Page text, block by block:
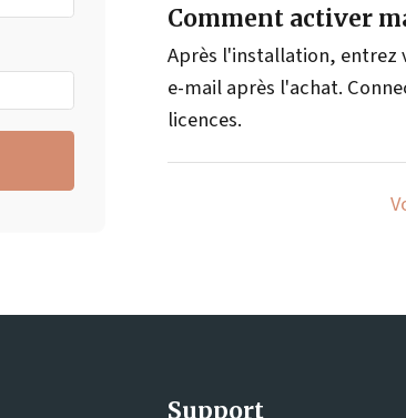
Comment activer
Après l'installation, entrez
e-mail après l'achat.
licences.
Support